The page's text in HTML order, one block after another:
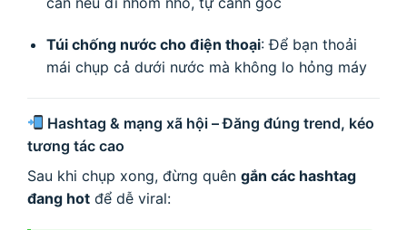
Túi chống nước cho điện thoại: Để bạn thoải
mái chụp cả dưới nước mà không lo hỏng máy
Hashtag & mạng xã hội – Đăng đúng trend, kéo
tương tác cao
Sau khi chụp xong, đừng quên gắn các hashtag
đang hot để dễ viral: